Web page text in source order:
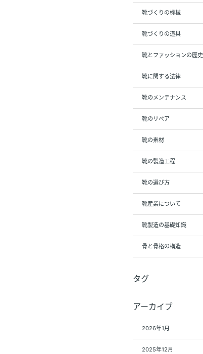
靴づくりの機械
靴づくりの道具
靴とファッションの歴史
靴に関する法律
靴のメンテナンス
靴のリペア
靴の素材
靴の製造工程
靴の選び方
靴産業について
靴製造の基礎知識
骨と骨格の構造
タグ
アーカイブ
2026年1月
2025年12月